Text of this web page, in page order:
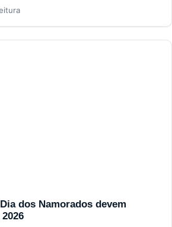
dos Namorados devem